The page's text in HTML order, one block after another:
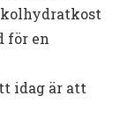
för en
idag är att